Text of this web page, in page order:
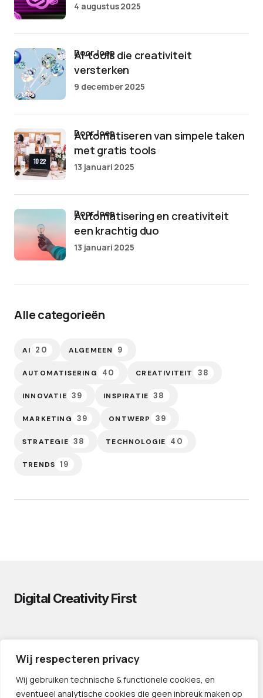
Wij respecteren privacy
Wij gebruiken technische & functionele cookies, en
eventueel analytische cookies die geen inbreuk maken op
4 augustus 2025
AI-tools die creativiteit
versterken
door Joep
9 december 2025
Automatiseren van simpele taken
met gratis tools
door Joep
13 januari 2025
Automatisering en creativiteit
een krachtig duo
door Joep
13 januari 2025
Alle categorieën
AI 20 ALGEMEEN 9
AUTOMATISERING 40 CREATIVITEIT 38
INNOVATIE 39 INSPIRATIE 38
MARKETING 39 ONTWERP 39
STRATEGIE 38 TECHNOLOGIE 40
TRENDS 19
Digital Creativity First
CONTACT